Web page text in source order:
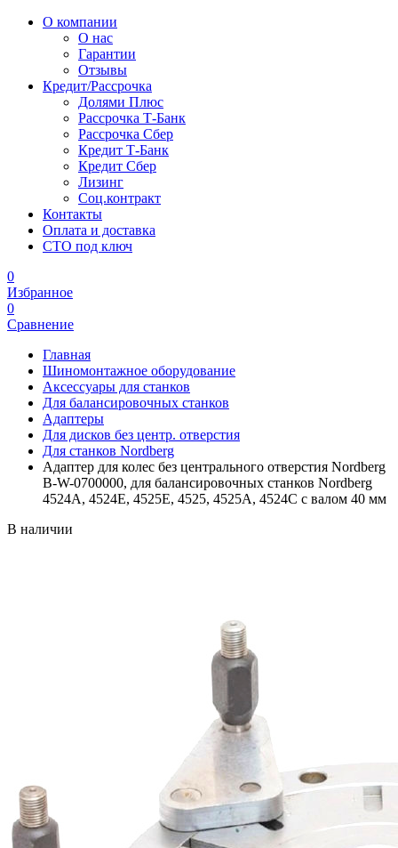
О компании
О нас
Гарантии
Отзывы
Кредит/Рассрочка
Долями Плюс
Рассрочка Т-Банк
Рассрочка Сбер
Кредит Т-Банк
Кредит Сбер
Лизинг
Соц.контракт
Контакты
Оплата и доставка
СТО под ключ
0
Избранное
0
Сравнение
Главная
Шиномонтажное оборудование
Аксессуары для станков
Для балансировочных станков
Адаптеры
Для дисков без центр. отверстия
Для станков Nordberg
Адаптер для колес без центрального отверстия Nordberg
B-W-0700000, для балансировочных станков Nordberg
4524A, 4524E, 4525E, 4525, 4525A, 4524C с валом 40 мм
В наличии